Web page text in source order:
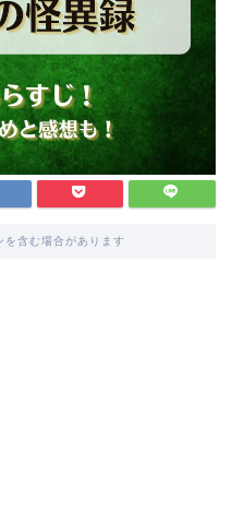
を含む場合があります